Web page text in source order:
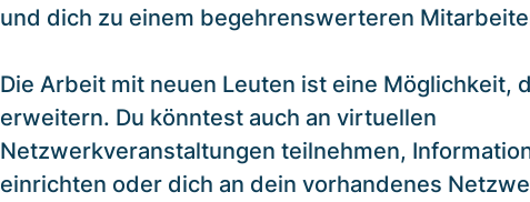
und dich zu einem begehrenswerteren
Die Arbeit mit neuen Leuten ist eine Möglichkeit,
erweitern. Du könntest auch an virtuellen
Netzwerkveranstaltungen teilnehmen,
einrichten oder dich an dein vorhandenes